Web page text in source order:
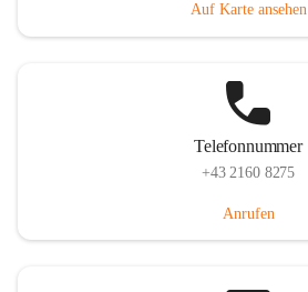
Auf Karte ansehen
Telefonnummer
+43 2160 8275
Anrufen